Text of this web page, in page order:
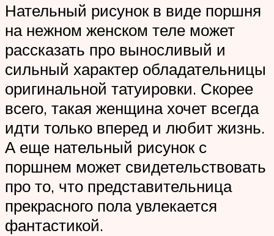
Нательный рисунок в виде поршня
на нежном женском теле может
рассказать про выносливый и
сильный характер обладательницы
оригинальной татуировки. Скорее
всего, такая женщина хочет всегда
идти только вперед и любит жизнь.
А еще нательный рисунок с
поршнем может свидетельствовать
про то, что представительница
прекрасного пола увлекается
фантастикой.